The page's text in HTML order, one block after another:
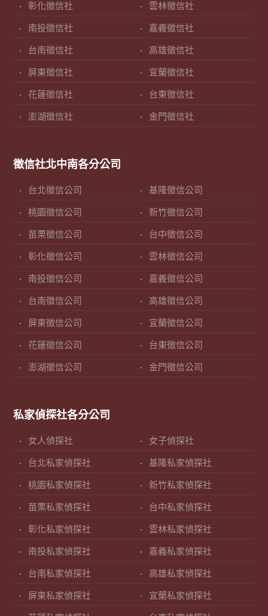
彰化徵信社 雲林徵信社
南投徵信社 嘉義徵信社
台南徵信社 高雄徵信社
屏東徵信社 宜蘭徵信社
花蓮徵信社 台東徵信社
澎湖徵信社 金門徵信社
徵信社北中南各分公司
台北徵信公司 基隆徵信公司
桃園徵信公司 新竹徵信公司
苗栗徵信公司 台中徵信公司
彰化徵信公司 雲林徵信公司
南投徵信公司 嘉義徵信公司
台南徵信公司 高雄徵信公司
屏東徵信公司 宜蘭徵信公司
花蓮徵信公司 台東徵信公司
澎湖徵信公司 金門徵信公司
私家偵探社各分公司
女人偵探社 女子偵探社
台北私家偵探社 基隆私家偵探社
桃園私家偵探社 新竹私家偵探社
苗栗私家偵探社 台中私家偵探社
彰化私家偵探社 雲林私家偵探社
南投私家偵探社 嘉義私家偵探社
台南私家偵探社 高雄私家偵探社
屏東私家偵探社 宜蘭私家偵探社